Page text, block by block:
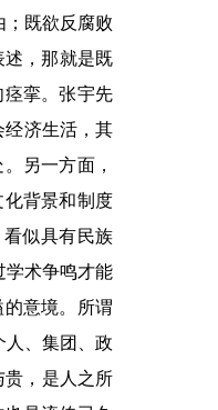
；既欲反腐败
述，那就是既
挛。张宇先
经济生活，其
另一方面，
背景和制度
似具有民族
学术争鸣才能
意境。所谓
人、集团、政
贵，是人之所